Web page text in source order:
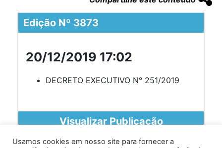
Edição Nº 3873
20/12/2019 17:02
DECRETO EXECUTIVO N° 251/2019
Visualizar Publicação
Usamos cookies em nosso site para fornecer a